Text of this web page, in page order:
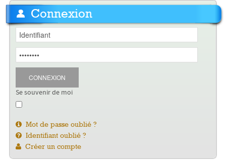
Connexion
CONNEXION
Se souvenir de moi
Mot de passe oublié ?
Identifiant oublié ?
Créer un compte